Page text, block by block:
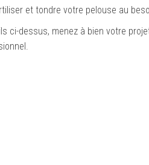
et tondre votre pelouse au
ci-dessus, menez à bien votre